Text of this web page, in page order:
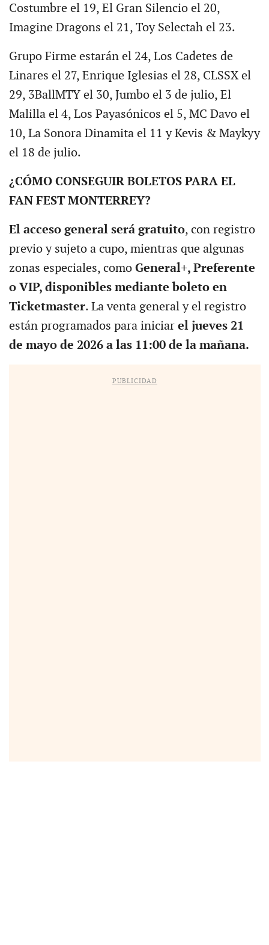
Costumbre el 19, El Gran Silencio el 20,
Imagine Dragons el 21, Toy Selectah el 23.
Grupo Firme estarán el 24, Los Cadetes de
Linares el 27, Enrique Iglesias el 28, CLSSX el
29, 3BallMTY el 30, Jumbo el 3 de julio, El
Malilla el 4, Los Payasónicos el 5, MC Davo el
10, La Sonora Dinamita el 11 y Kevis & Maykyy
el 18 de julio.
¿CÓMO CONSEGUIR BOLETOS PARA EL
FAN FEST MONTERREY?
El acceso general será gratuito, con registro
previo y sujeto a cupo, mientras que algunas
zonas especiales, como General+, Preferente
o VIP, disponibles mediante boleto en
Ticketmaster. La venta general y el registro
están programados para iniciar el jueves 21
de mayo de 2026 a las 11:00 de la mañana.
PUBLICIDAD